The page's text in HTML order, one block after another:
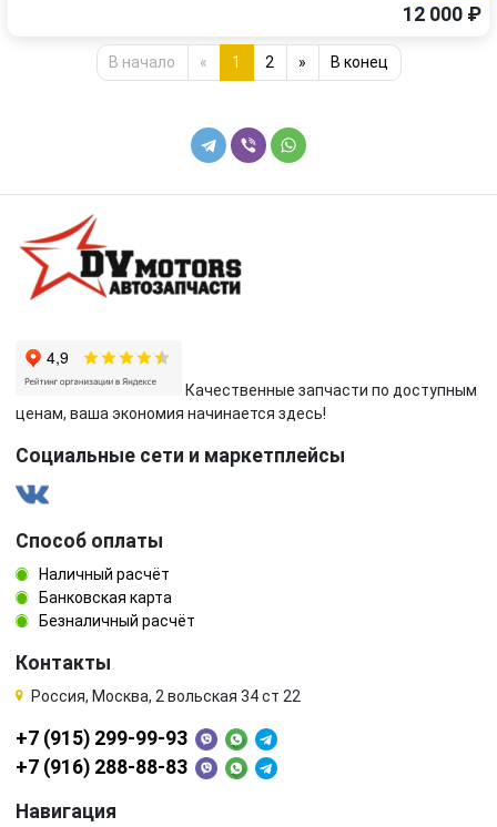
12 000 ₽
В начало « 1 2 » В конец
Качественные запчасти по доступным
ценам, ваша экономия начинается здесь!
Социальные сети и маркетплейсы
Способ оплаты
Наличный расчёт
Банковская карта
Безналичный расчёт
Контакты
Россия, Москва, 2 вольская 34 ст 22
+7 (915) 299-99-93
+7 (916) 288-88-83
Навигация